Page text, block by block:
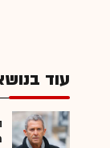
עוד